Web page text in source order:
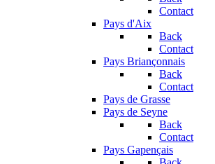
Contact
Pays d'Aix
Back
Contact
Pays Briançonnais
Back
Contact
Pays de Grasse
Pays de Seyne
Back
Contact
Pays Gapençais